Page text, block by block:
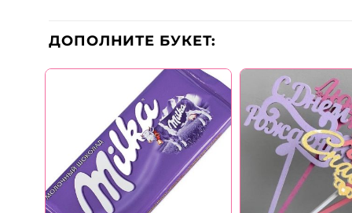
ДОПОЛНИТЕ БУКЕТ: